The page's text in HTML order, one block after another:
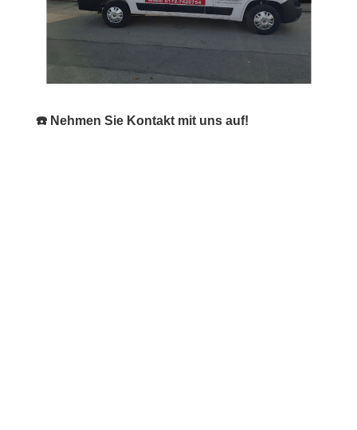
☎️ Nehmen Sie Kontakt mit uns auf!